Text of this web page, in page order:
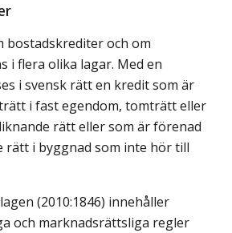
bostadskrediter och om
i flera olika lagar. Med en
i svensk rätt en kredit som är
i fast egendom, tomträtt eller
rätt eller som är förenad
rätt i byggnad som inte hör till
(2010:1846) innehåller
och marknadsrättsliga regler